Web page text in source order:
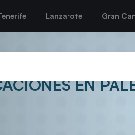
Lanzarote Gran
DEL
EN